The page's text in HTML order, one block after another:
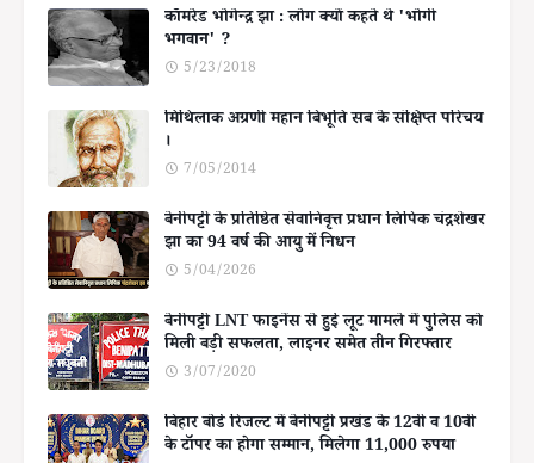
कॉमरेड भोगेन्द्र झा : लोग क्यों कहते थे 'भोगी
भगवान' ?
5/23/2018
मिथिलाक अग्रणी महान बिभूति सब के संक्षिप्त परिचय
।
7/05/2014
बेनीपट्टी के प्रतिष्ठित सेवानिवृत्त प्रधान लिपिक चंद्रशेखर
झा का 94 वर्ष की आयु में निधन
5/04/2026
बेनीपट्टी LNT फाइनेंस से हुई लूट मामले में पुलिस को
मिली बड़ी सफलता, लाइनर समेत तीन गिरफ्तार
3/07/2020
बिहार बोर्ड रिजल्ट में बेनीपट्टी प्रखंड के 12वीं व 10वीं
के टॉपर का होगा सम्मान, मिलेगा 11,000 रुपया